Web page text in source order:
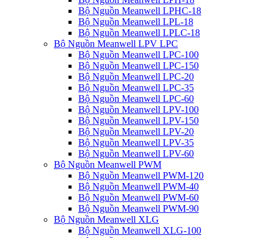
Bộ Nguồn Meanwell LPHC-18
Bộ Nguồn Meanwell LPL-18
Bộ Nguồn Meanwell LPLC-18
Bộ Nguồn Meanwell LPV LPC
Bộ Nguồn Meanwell LPC-100
Bộ Nguồn Meanwell LPC-150
Bộ Nguồn Meanwell LPC-20
Bộ Nguồn Meanwell LPC-35
Bộ Nguồn Meanwell LPC-60
Bộ Nguồn Meanwell LPV-100
Bộ Nguồn Meanwell LPV-150
Bộ Nguồn Meanwell LPV-20
Bộ Nguồn Meanwell LPV-35
Bộ Nguồn Meanwell LPV-60
Bộ Nguồn Meanwell PWM
Bộ Nguồn Meanwell PWM-120
Bộ Nguồn Meanwell PWM-40
Bộ Nguồn Meanwell PWM-60
Bộ Nguồn Meanwell PWM-90
Bộ Nguồn Meanwell XLG
Bộ Nguồn Meanwell XLG-100